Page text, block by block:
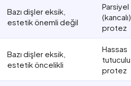
Bazı dişler eksik,
estetik önemli değil
Parsiyel
(kancalı)
protez
Bazı dişler eksik,
estetik öncelikli
Hassas
tutuculu
protez